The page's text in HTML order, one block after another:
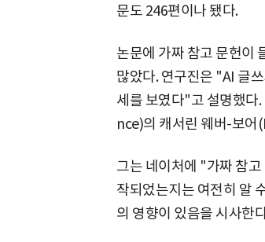
문도 246편이나 됐다.
논문에 가짜 참고 문헌이
많았다. 연구진은 "AI 글
세를 보였다"고 설명했다
nce)의 캐서린 웨버-보
그는 네이처에 "가짜 참
작되었는지는 여전히 알
의 영향이 있음을 시사한